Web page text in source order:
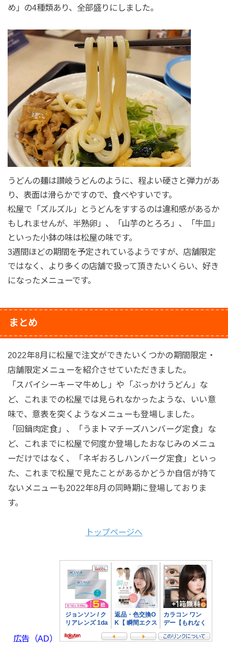
め」の4種類あり、全部盛りにしました。
うどんの麺は讃岐うどんのように、程よい硬さと弾力があ
り、表面は滑らかですので、食べやすいです。
松屋で「ズルズル」とうどんをすするのは違和感があるか
もしれませんが、半熟卵」、「山芋のとろろ」、「牛皿」
といった小鉢の味は松屋の味です。
3週間ほどの期間を予定されているようですが、店舗限定
ではなく、より多くの店舗で扱って頂きたいくらい、好き
になったメニューです。
まとめ
2022年8月に松屋で注文ができたいくつかの期間限定・
店舗限定メニューを紹介させていただきました。
「スパイシーキーマ牛めし」や「ぶっかけうどん」な
ど、これまでの松屋では見られなかったような、いい意
味で、意表を突くようなメニューも登場しました。
「回鍋肉定食」、「うまトマチーズハンバーグ定食」な
ど、これまでに松屋で何度か登場したおなじみのメニュ
ーだけではなく、「ネギおろしハンバーグ定食」といっ
た、これまで松屋で見たことがあるかどうか自信が持て
ないメニューも2022年8月の同時期に登場しておりま
す。
トップページへ
広告（AD）